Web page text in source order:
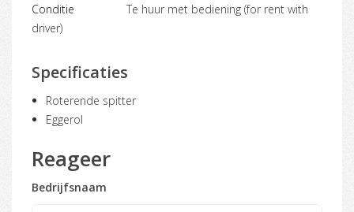
Conditie
Te huur met bediening (for rent with
driver)
Specificaties
Roterende spitter
Eggerol
Reageer
Bedrijfsnaam